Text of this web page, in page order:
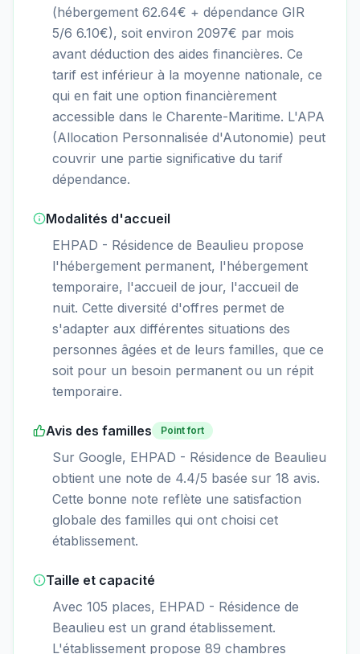
(hébergement 62.64€ + dépendance GIR
5/6 6.10€), soit environ 2097€ par mois
avant déduction des aides financières. Ce
tarif est inférieur à la moyenne nationale, ce
qui en fait une option financièrement
accessible dans le Charente-Maritime. L'APA
(Allocation Personnalisée d'Autonomie) peut
couvrir une partie significative du tarif
dépendance.
Modalités d'accueil
EHPAD - Résidence de Beaulieu propose
l'hébergement permanent, l'hébergement
temporaire, l'accueil de jour, l'accueil de
nuit. Cette diversité d'offres permet de
s'adapter aux différentes situations des
personnes âgées et de leurs familles, que ce
soit pour un besoin permanent ou un répit
temporaire.
Avis des familles Point fort
Sur Google, EHPAD - Résidence de Beaulieu
obtient une note de 4.4/5 basée sur 18 avis.
Cette bonne note reflète une satisfaction
globale des familles qui ont choisi cet
établissement.
Taille et capacité
Avec 105 places, EHPAD - Résidence de
Beaulieu est un grand établissement.
L'établissement propose 89 chambres